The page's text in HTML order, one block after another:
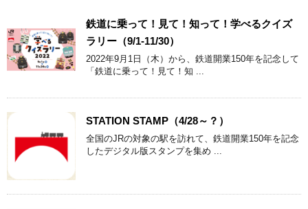
鉄道に乗って！見て！知って！学べるクイズ
ラリー（9/1-11/30）
2022年9月1日（木）から、鉄道開業150年を記念して
「鉄道に乗って！見て！知 ...
STATION STAMP（4/28～？）
全国のJRの対象の駅を訪れて、鉄道開業150年を記念
したデジタル版スタンプを集め ...